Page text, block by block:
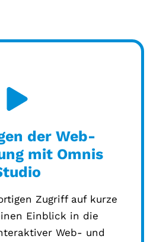
der Web-
mit Omnis
Zugriff auf kurze
Einblick in die
Web- und